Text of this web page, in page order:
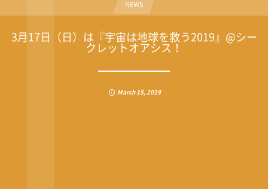
NEWS
3月17日（日）は『宇宙は地球を救う2019』@シー
クレットオアシス！
March 15,2019